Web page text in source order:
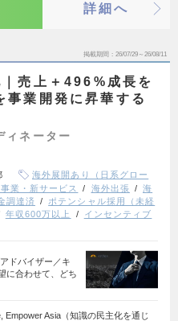
詳細へ
掲載期間 26/07/29～26/08/11
売上＋496%成長を
事業開発に昇華する
ィネーター
海外展開あり（日系グロー
業・新サービス 海外出張
海
調達済
ポテンシャル採用（未経
年収600万以上
インセンティブ
ドバイザー／キ
に合わせて、どち
Empower Asia（知識の民主化を通じ